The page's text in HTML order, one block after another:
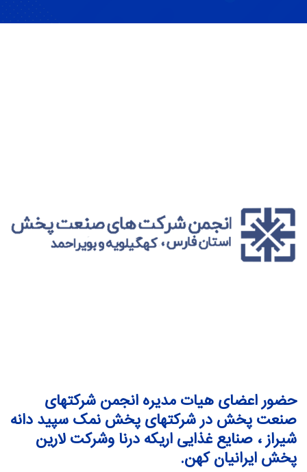
حضور اعضای هیات مدیره انجمن شرکتهای
صنعت پخش در شرکتهای پخش نمک سپید دانه
شیراز ، صنایع غذایی اریکه درنا وشرکت لارین
پخش ایرانیان کهن.